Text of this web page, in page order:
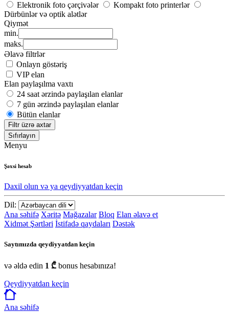
Elektronik foto çərçivələr
Kompakt foto printerlər
Dürbünlər və optik alətlər
Qiymət
min.
maks.
Əlavə filtrlər
Onlayn göstəriş
VIP elan
Elan paylaşılma vaxtı
24 saat ərzində paylaşılan elanlar
7 gün ərzində paylaşılan elanlar
Bütün elanlar
Filtr üzrə axtar
Sıfırlayın
Menyu
Şəxsi hesab
Daxil olun və ya qeydiyyatdan keçin
Dil:
Ana səhifə Xəritə Mağazalar Bloq Elan əlavə et
Xidmət Şərtləri İstifadə qaydaları Dəstək
Saytımızda qeydiyyatdan keçin
və əldə edin 1 ₾ bonus hesabınıza!
Qeydiyyatdan keçin
Ana səhifə